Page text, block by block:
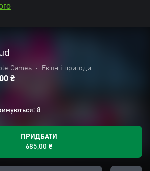
Games • Екшн і пригоди
₴
8
ПРИДБАТИ
685,00 ₴